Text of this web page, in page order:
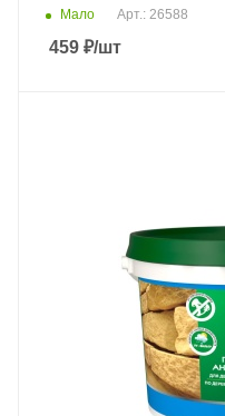
Мало Арт.: 26588
459 ₽/шт